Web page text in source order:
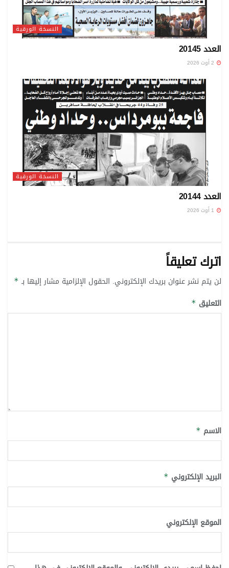
النسخة الورقية
العدد 20145
النسخة الورقية
العدد 20144
اترك تعليقاً
لن يتم نشر عنوان بريدك الإلكتروني. الحقول الإلزامية مشار إليها بـ *
التعليق *
الاسم *
البريد الإلكتروني *
الموقع الإلكتروني